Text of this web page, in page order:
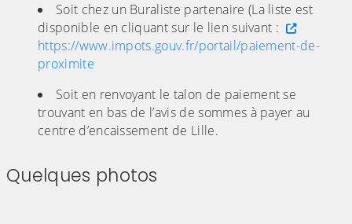
Soit chez un Buraliste partenaire (La liste est
disponible en cliquant sur le lien suivant :
https://www.impots.gouv.fr/portail/paiement-de-
proximite
Soit en renvoyant le talon de paiement se
trouvant en bas de l’avis de sommes à payer au
centre d’encaissement de Lille.
Quelques photos